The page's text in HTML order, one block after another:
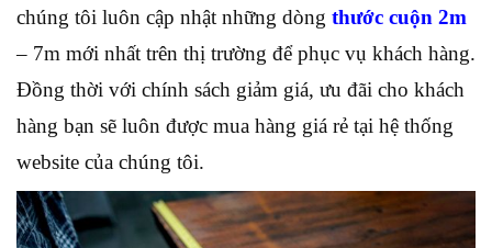
chúng tôi luôn cập nhật những dòng thước cuộn 2m
– 7m mới nhất trên thị trường để phục vụ khách hàng.
Đồng thời với chính sách giảm giá, ưu đãi cho khách
hàng bạn sẽ luôn được mua hàng giá rẻ tại hệ thống
website của chúng tôi.